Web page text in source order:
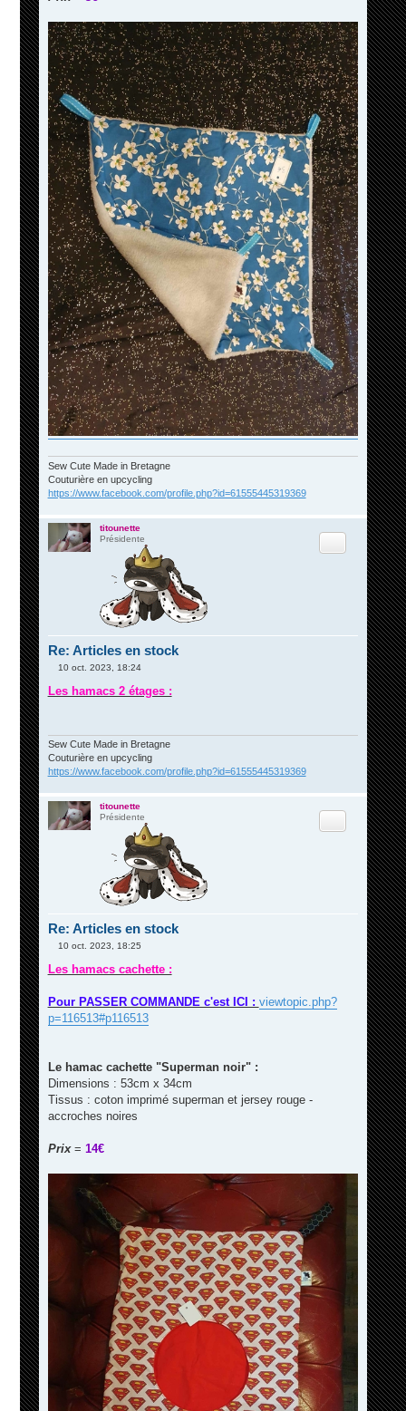
Sew Cute Made in Bretagne
Couturière en upcycling
https://www.facebook.com/profile.php?id=61555445319369
titounette
Présidente
Re: Articles en stock
s
e
10 oct. 2023, 18:24
Les hamacs 2 étages :
Sew Cute Made in Bretagne
Couturière en upcycling
https://www.facebook.com/profile.php?id=61555445319369
titounette
Présidente
Re: Articles en stock
e
s
a
g
e
10 oct. 2023, 18:25
Les hamacs cachette :
Pour PASSER COMMANDE c'est ICI : viewtopic.php?
p=116513#p116513
Le hamac cachette "Superman noir" :
Dimensions : 53cm x 34cm
Tissus : coton imprimé superman et jersey rouge -
accroches noires
Prix = 14€